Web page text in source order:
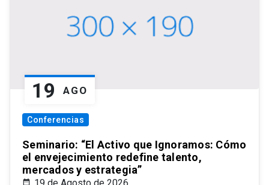
19 AGO
Conferencias
Seminario: “El Activo que Ignoramos: Cómo
el envejecimiento redefine talento,
mercados y estrategia”